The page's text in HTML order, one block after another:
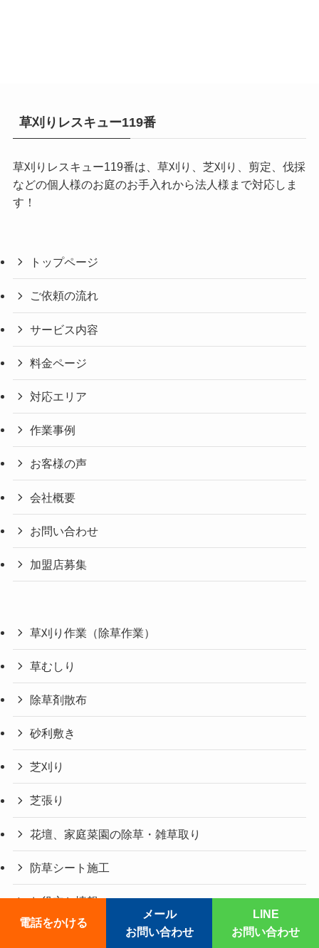
草刈りレスキュー119番
草刈りレスキュー119番は、草刈り、芝刈り、剪定、伐採
などの個人様のお庭のお手入れから法人様まで対応しま
す！
トップページ
ご依頼の流れ
サービス内容
料金ページ
対応エリア
作業事例
お客様の声
会社概要
お問い合わせ
加盟店募集
草刈り作業（除草作業）
草むしり
除草剤散布
砂利敷き
芝刈り
芝張り
花壇、家庭菜園の除草・雑草取り
防草シート施工
お役立ち情報
電話をかける
メール
お問い合わせ
LINE
お問い合わせ